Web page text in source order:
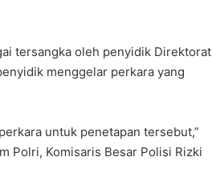
tersangka oleh penyidik Direktorat
menggelar perkara yang
untuk penetapan tersebut,”
Polri, Komisaris Besar Polisi Rizki